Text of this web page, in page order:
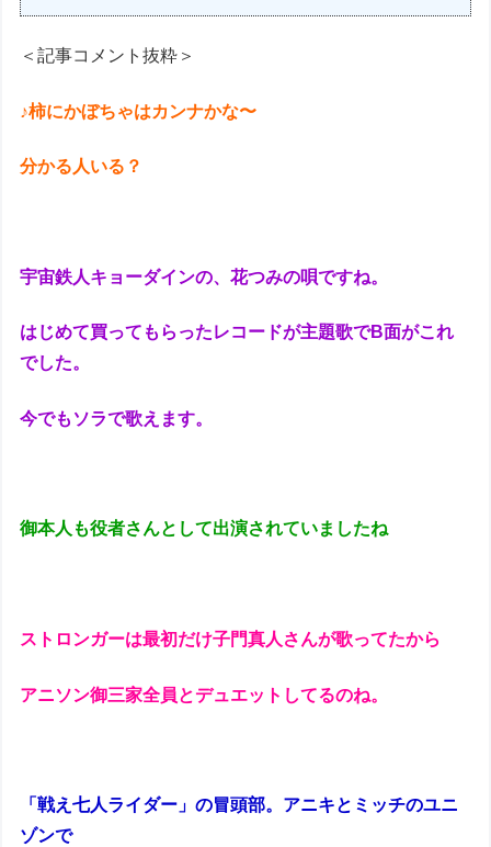
＜記事コメント抜粋＞
♪柿にかぼちゃはカンナかな〜
分かる人いる？
宇宙鉄人キョーダインの、花つみの唄ですね。
はじめて買ってもらったレコードが主題歌でB面がこれ
でした。
今でもソラで歌えます。
御本人も役者さんとして出演されていましたね
ストロンガーは最初だけ子門真人さんが歌ってたから
アニソン御三家全員とデュエットしてるのね。
「戦え七人ライダー」の冒頭部。アニキとミッチのユニ
ゾンで